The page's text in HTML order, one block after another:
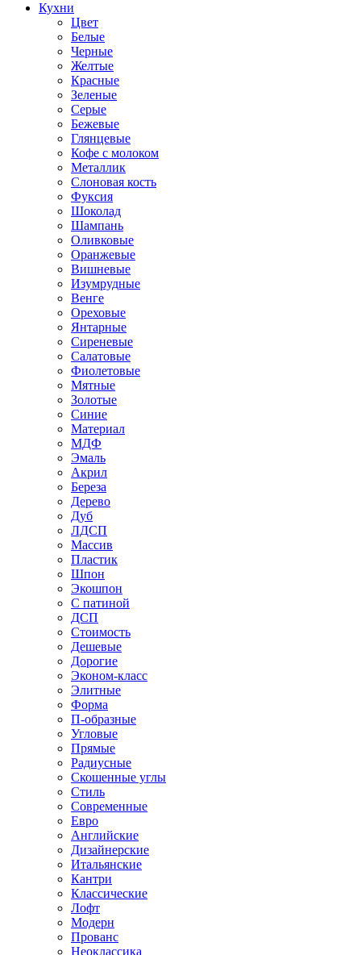
Кухни
Цвет
Белые
Черные
Желтые
Красные
Зеленые
Серые
Бежевые
Глянцевые
Кофе с молоком
Металлик
Слоновая кость
Фуксия
Шоколад
Шампань
Оливковые
Оранжевые
Вишневые
Изумрудные
Венге
Ореховые
Янтарные
Сиреневые
Салатовые
Фиолетовые
Мятные
Золотые
Синие
Материал
МДФ
Эмаль
Акрил
Береза
Дерево
Дуб
ЛДСП
Массив
Пластик
Шпон
Экошпон
С патиной
ДСП
Стоимость
Дешевые
Дорогие
Эконом-класс
Элитные
Форма
П-образные
Угловые
Прямые
Радиусные
Скошенные углы
Стиль
Современные
Евро
Английские
Дизайнерские
Итальянские
Кантри
Классические
Лофт
Модерн
Прованс
Неоклассика